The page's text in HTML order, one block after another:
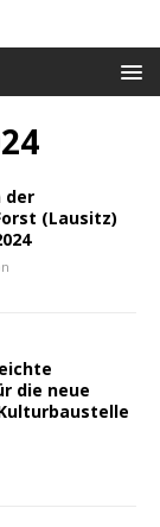
der
(Lausitz)
die neue